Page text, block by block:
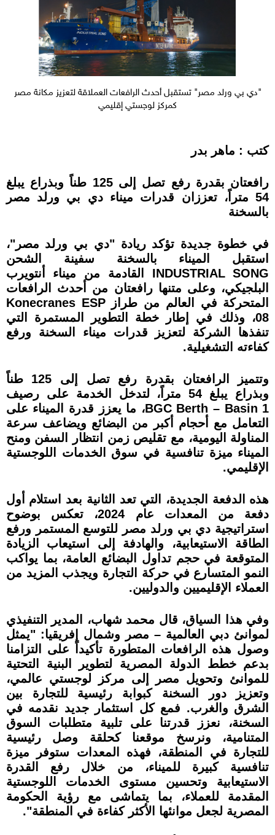
"دي بي ورلد مصر" تستقبل أحدث الرافعات العملاقة لتعزيز مكانة مصر
كمركز لوجستي إقليمي
كتب : ماهر بدر
رافعتان بقدرة رفع تصل إلى 125 طناً وبذراع يبلغ
54 متراً، تعززان قدرات ميناء دي بي ورلد مصر
بالسخنة
في خطوة جديدة تؤكد ريادة "دي بي ورلد مصر"،
استقبل الميناء بالسخنة سفينة الشحن
INDUSTRIAL SONG القادمة من ميناء أنتويرب
البلجيكي، وعلى متنها رافعتان من أحدث الرافعات
المتحركة في العالم من طراز Konecranes ESP
08، وذلك في إطار خطة التطوير المستمرة التي
تنفذها الشركة لتعزيز قدرات ميناء السخنة ورفع
كفاءته التشغيلية.
وتتميز الرافعتان بقدرة رفع تصل إلى 125 طناً
وبذراع يبلغ 54 متراً، لتدخل الخدمة على رصيف
BGC Berth – Basin 1، ما يعزز قدرة الميناء على
التعامل مع أحجام أكبر من البضائع ويضاعف سرعة
المناولة اليومية، مع تقليص زمن انتظار السفن ومنح
الميناء ميزة تنافسية في سوق الخدمات اللوجستية
الإقليمي.
هذه الدفعة الجديدة، التي تعد الثانية بعد استلام أول
دفعة من المعدات عام 2024، تعكس بوضوح
استراتيجية دي بي ورلد مصر للتوسع المستمر ورفع
الطاقة الاستيعابية، والهادفة إلى استيعاب الزيادة
المتوقعة في حجم تداول البضائع العامة، بما يواكب
النمو المتسارع في حركة التجارة ويجذب المزيد من
العملاء الإقليميين والدوليين.
وفي هذا السياق، قال محمد شهاب، المدير التنفيذي
لموانئ دبي العالمية – مصر وشمال إفريقيا: "يمثل
وصول هذه الرافعات المتطورة تأكيداً على التزامنا
بدعم خطط الدولة المصرية لتطوير البنية التحتية
للموانئ وتحويل مصر إلى مركز لوجستي عالمي،
وتعزيز دور السخنة كبوابة رئيسية للتجارة بين
الشرق والغرب. فمع كل استثمار جديد نقدمه في
السخنة، نعزز قدرتنا على تلبية متطلبات السوق
المتنامية، ونرسخ موقعنا كحلقة وصل رئيسية
للتجارة في المنطقة، فهذه المعدات ستوفر ميزة
تنافسية كبيرة للميناء، من خلال رفع القدرة
الاستيعابية وتحسين مستوى الخدمات اللوجستية
المقدمة للعملاء، بما يتماشى مع رؤية الحكومة
المصرية لجعل موانئها الأكثر كفاءة في المنطقة".